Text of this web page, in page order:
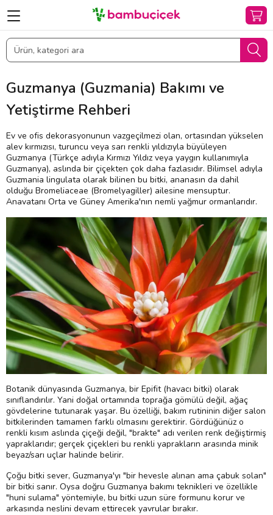
Guzmanya (Guzmania) Bakımı ve
Yetiştirme Rehberi
Ev ve ofis dekorasyonunun vazgeçilmezi olan, ortasından yükselen
alev kırmızısı, turuncu veya sarı renkli yıldızıyla büyüleyen
Guzmanya (Türkçe adıyla Kırmızı Yıldız veya yaygın kullanımıyla
Guzmanya), aslında bir çiçekten çok daha fazlasıdır. Bilimsel adıyla
Guzmania lingulata olarak bilinen bu bitki, ananasın da dahil
olduğu Bromeliaceae (Bromelyagiller) ailesine mensuptur.
Anavatanı Orta ve Güney Amerika'nın nemli yağmur ormanlarıdır.
Botanik dünyasında Guzmanya, bir Epifit (havacı bitki) olarak
sınıflandırılır. Yani doğal ortamında toprağa gömülü değil, ağaç
gövdelerine tutunarak yaşar. Bu özelliği, bakım rutininin diğer salon
bitkilerinden tamamen farklı olmasını gerektirir. Gördüğünüz o
renkli kısım aslında çiçeği değil, "brakte" adı verilen renk değiştirmiş
yapraklarıdır; gerçek çiçekleri bu renkli yaprakların arasında minik
beyaz/sarı uçlar halinde belirir.
Çoğu bitki sever, Guzmanya'yı "bir hevesle alınan ama çabuk solan"
bir bitki sanır. Oysa doğru Guzmanya bakımı teknikleri ve özellikle
"huni sulama" yöntemiyle, bu bitki uzun süre formunu korur ve
arkasında neslini devam ettirecek yavrular bırakır.